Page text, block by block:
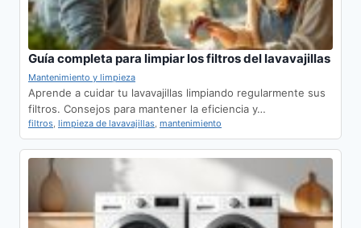
Guía completa para limpiar los filtros del lavavajillas
Mantenimiento y limpieza
Aprende a cuidar tu lavavajillas limpiando regularmente sus
filtros. Consejos para mantener la eficiencia y…
filtros, limpieza de lavavajillas, mantenimiento